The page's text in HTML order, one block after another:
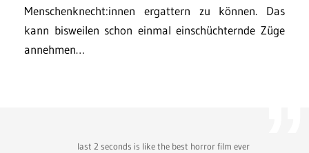
Menschenknecht:innen ergattern zu können. Das
kann bisweilen schon einmal einschüchternde Züge
annehmen…
last 2 seconds is like the best horror film ever